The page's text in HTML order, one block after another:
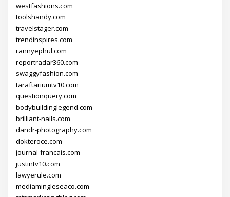
westfashions.com
toolshandy.com
travelstager.com
trendinspires.com
rannyephul.com
reportradar360.com
swaggyfashion.com
taraftariumtv10.com
questionquery.com
bodybuildinglegend.com
brilliant-nails.com
dandr-photography.com
dokteroce.com
journal-francais.com
justintv10.com
lawyerule.com
mediamingleseaco.com